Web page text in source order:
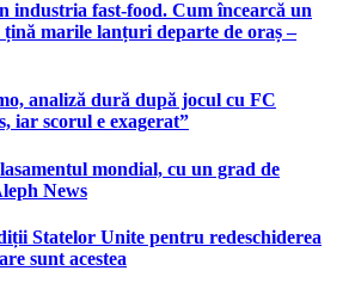
industria fast-food. Cum încearcă un
marile lanțuri departe de oraș –
analiză dură după jocul cu FC
iar scorul e exagerat”
mondial, cu un grad de
News
Statelor Unite pentru redeschiderea
sunt acestea